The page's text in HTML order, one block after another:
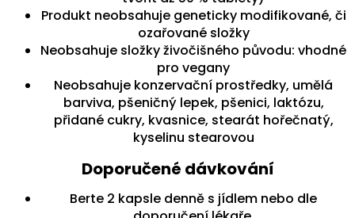
Produkt neobsahuje geneticky modifikované, či
ozařované složky
Neobsahuje složky živočišného původu: vhodné
pro vegany
Neobsahuje konzervační prostředky, umělá
barviva, pšeničný lepek, pšenici, laktózu,
přidané cukry, kvasnice, stearát hořečnatý,
kyselinu stearovou
Doporučené dávkování
Berte 2 kapsle denně s jídlem nebo dle